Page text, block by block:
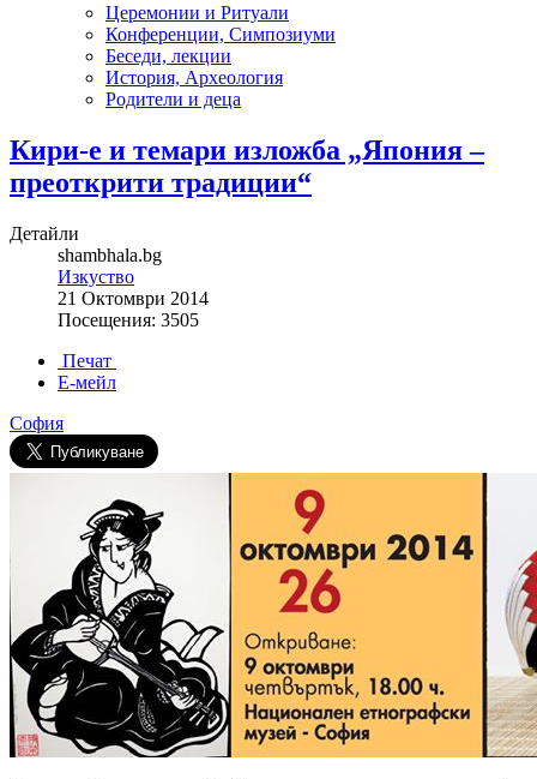
Церемонии и Ритуали
Конференции, Симпозиуми
Беседи, лекции
История, Археология
Родители и деца
Кири-е и темари изложба „Япония –
преоткрити традиции“
Детайли
shambhala.bg
Изкуство
21 Октомври 2014
Посещения: 3505
Печат
Е-мейл
София